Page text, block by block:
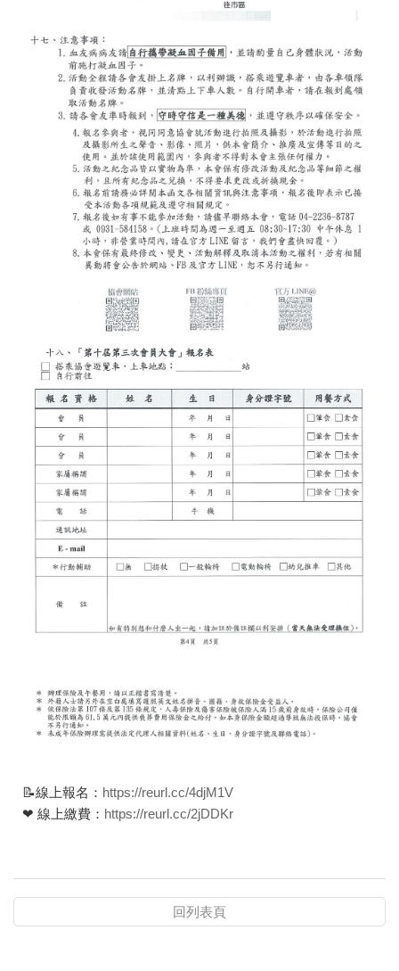
📝線上報名： https://reurl.cc/4djM1V
❤ 線上繳費： https://reurl.cc/2jDDKr
回列表頁